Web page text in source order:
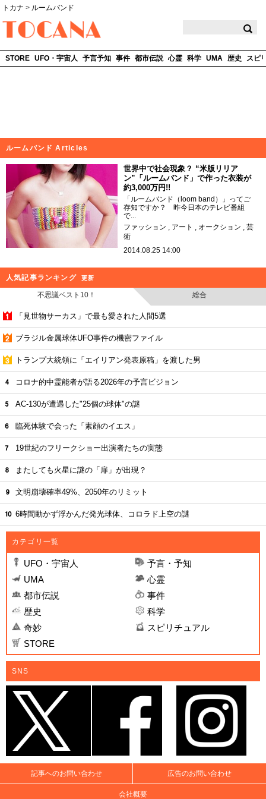
トカナ > ルームバンド
STORE UFO・宇宙人 予言予知 事件 都市伝説 心霊 科学 UMA 歴史 スピ
ルームバンド Articles
世界中で社会現象？ “米版リリア
ン”「ルームバンド」で作った衣装が
約3,000万円!!
「ルームバンド（loom band）」ってご
存知ですか？ 昨今日本のテレビ番組
で...
ファッション
アート オークション
芸
術
2014.08.25 14:00
人気記事ランキング 更新
不思議ベスト10！ 総合
「見世物サーカス」で最も愛された人間5選
ブラジル金属球体UFO事件の機密ファイル
トランプ大統領に「エイリアン発表原稿」を渡した男
コロナ的中霊能者が語る2026年の予言ビジョン
AC-130が遭遇した"25個の球体"の謎
臨死体験で会った「素顔のイエス」
19世紀のフリークショー出演者たちの実態
またしても火星に謎の「扉」が出現？
文明崩壊確率49%、2050年のリミット
6時間動かず浮かんだ発光球体、コロラド上空の謎
カテゴリ一覧
UFO・宇宙人
予言・予知
UMA
心霊
都市伝説
事件
歴史
科学
奇妙
スピリチュアル
STORE
SNS
記事へのお問い合わせ 広告のお問い合わせ
会社概要